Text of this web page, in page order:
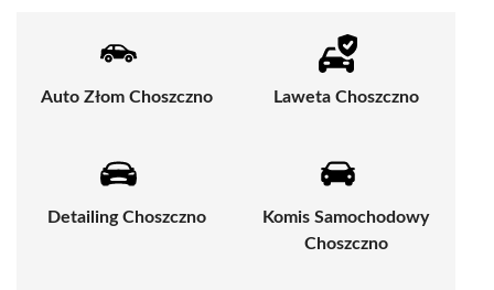
Auto Złom Choszczno Laweta Choszczno
Detailing Choszczno
Komis Samochodowy
Choszczno